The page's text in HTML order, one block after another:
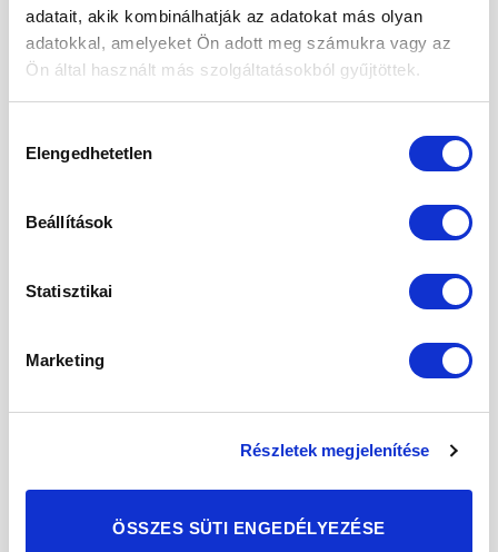
adatait, akik kombinálhatják az adatokat más olyan
adatokkal, amelyeket Ön adott meg számukra vagy az
Ön által használt más szolgáltatásokból gyűjtöttek.
kiválasztása
Elengedhetetlen
Beállítások
Statisztikai
Marketing
Részletek megjelenítése
ÖSSZES SÜTI ENGEDÉLYEZÉSE
A csomag tartalma:
1 db Ice tea kulacs – 1500,-